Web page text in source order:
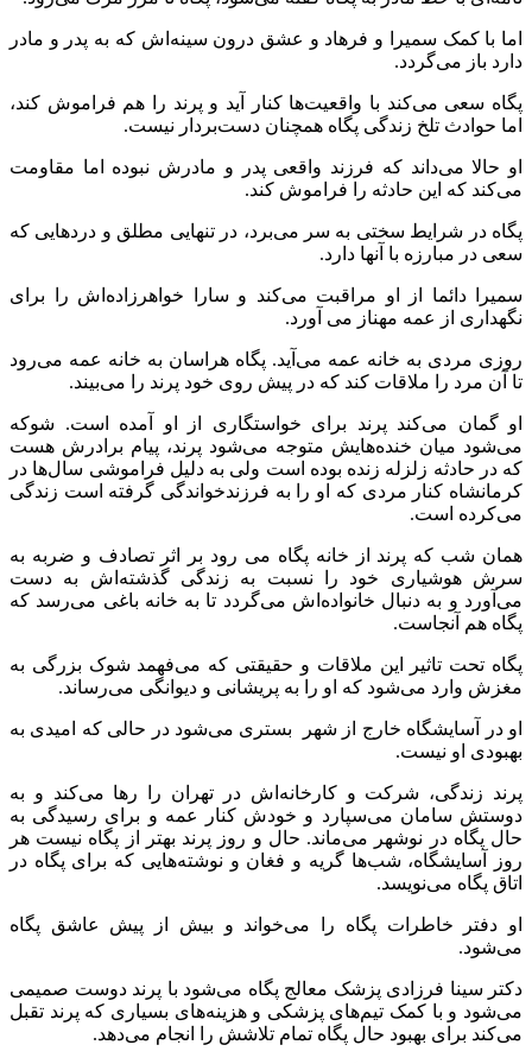
اما با کمک سمیرا و فرهاد و عشق درون سینه‌اش که به پدر و مادر
دارد باز می‌گردد.
پگاه سعی می‌کند با واقعیت‌ها کنار آید و پرند را هم فراموش کند،
اما حوادث تلخ زندگی پگاه همچنان دست‌بردار نیست.
او حالا می‌داند که فرزند واقعی پدر و مادرش نبوده اما مقاومت
می‌کند که این حادثه را فراموش کند.
پگاه در شرایط سختی به سر می‌برد، در تنهایی مطلق و دردهایی که
سعی در مبارزه با آنها دارد.
سمیرا دائما از او مراقبت می‌کند و سارا خواهرزاده‌اش را برای
نگهداری از عمه مهناز می آورد.
روزی مردی به خانه عمه می‌آید. پگاه هراسان به خانه عمه می‌رود
تا آن مرد را ملاقات کند که در پیش روی خود پرند را می‌بیند.
او گمان می‌کند پرند برای خواستگاری از او آمده است. شوکه
می‌شود میان خنده‌هایش متوجه می‌شود پرند، پیام برادرش هست
که در حادثه زلزله زنده بوده است ولی به دلیل فراموشی سال‌ها در
کرمانشاه کنار مردی که او را به فرزندخواندگی گرفته است زندگی
می‌کرده است.
همان شب که پرند از خانه پگاه می رود بر اثر تصادف و ضربه به
سرش هوشیاری خود را نسبت به زندگی گذشته‌اش به دست
می‌آورد و به دنبال خانواده‌اش می‌گردد تا به خانه باغی می‌رسد که
پگاه هم آنجاست.
پگاه تحت تاثیر این ملاقات و حقیقتی که می‌فهمد شوک بزرگی به
مغزش وارد می‌شود که او را به پریشانی و دیوانگی می‌رساند.
او در آسایشگاه خارج از شهر بستری می‌شود در حالی که امیدی به
بهبودی او نیست.
پرند زندگی، شرکت و کارخانه‌اش در تهران را رها می‌کند و به
دوستش سامان می‌سپارد و خودش کنار عمه و برای رسیدگی به
حال پگاه در نوشهر می‌ماند. حال و روز پرند بهتر از پگاه نیست هر
روز آسایشگاه، شب‌ها گریه و فغان و نوشته‌هایی که برای پگاه در
اتاق پگاه می‌نویسد.
او دفتر خاطرات پگاه را می‌خواند و بیش از پیش عاشق پگاه
می‌شود.
دکتر سینا فرزادی پزشک معالج پگاه می‌شود با پرند دوست صمیمی
می‌شود و با کمک تیم‌های پزشکی و هزینه‌های بسیاری که پرند تقبل
می‌کند برای بهبود حال پگاه تمام تلاشش را انجام می‌دهد.